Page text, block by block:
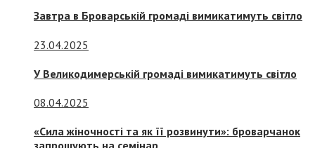
Завтра в Броварській громаді вимикатимуть світло
23.04.2025
У Великодимерській громаді вимикатимуть світло
08.04.2025
«Сила жіночності та як її розвинути»: броварчанок